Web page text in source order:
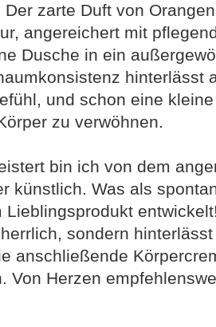
Der zarte Duft von
angereichert mit
Dusche in ein
hinterlässt
und schon eine
zu verwöhnen.
bin ich von dem
künstlich. Was als
Lieblingsprodukt
sondern
anschließende
Von Herzen